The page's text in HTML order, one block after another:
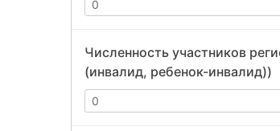
Численность участников
(инвалид, ребенок-инвалид))